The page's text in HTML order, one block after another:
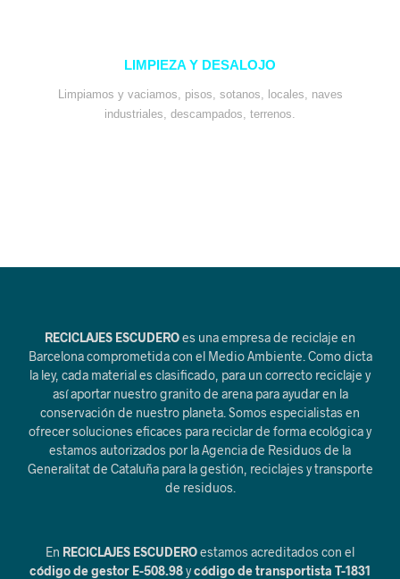
LIMPIEZA Y DESALOJO
Limpiamos y vaciamos, pisos, sotanos, locales, naves
industriales, descampados, terrenos.
RECICLAJES ESCUDEROes una empresa de reciclaje en
Barcelona comprometida con el Medio Ambiente. Como dicta
la ley, cada material es clasificado, para un correcto reciclaje y
así aportar nuestro granito de arena para ayudar en la
conservación de nuestro planeta. Somos especialistas en
ofrecer soluciones eficaces para reciclar de forma ecológica y
estamos autorizados por la Agencia de Residuos de la
Generalitat de Cataluña para la gestión, reciclajes y transporte
de residuos.
En RECICLAJES ESCUDEROestamos acreditados con el
código de gestor E-508.98ycódigo de transportista T-1831